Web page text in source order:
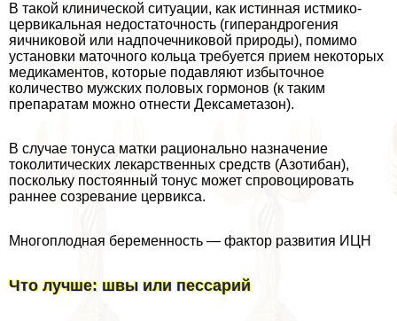
В такой клинической ситуации, как истинная истмико-
цервикальная недостаточность (гиперандрогения
яичниковой или надпочечниковой природы), помимо
установки маточного кольца требуется прием некоторых
медикаментов, которые подавляют избыточное
количество мужских пoлoвых гормонов (к таким
препаратам можно отнести Дексаметазон).
В случае тонуса матки рационально назначение
токолитических лекарственных средств (Азотибан),
поскольку постоянный тонус может спровоцировать
раннее созревание цервикса.
Многоплодная беременность — фактор развития ИЦН
Что лучше: швы или пессарий